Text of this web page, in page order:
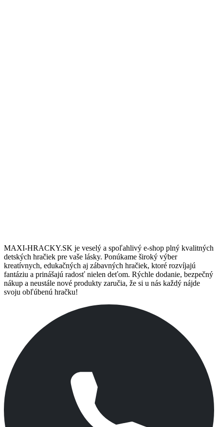
MAXI-HRACKY.SK je veselý a spoľahlivý e-shop plný kvalitných
detských hračiek pre vaše lásky. Ponúkame široký výber
kreatívnych, edukačných aj zábavných hračiek, ktoré rozvíjajú
fantáziu a prinášajú radosť nielen deťom. Rýchle dodanie, bezpečný
nákup a neustále nové produkty zaručia, že si u nás každý nájde
svoju obľúbenú hračku!